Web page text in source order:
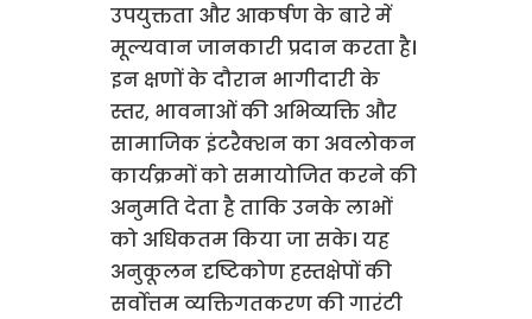
उपयुक्तता और आकर्षण के बारे में
मूल्यवान जानकारी प्रदान करता है।
इन क्षणों के दौरान भागीदारी के
स्तर, भावनाओं की अभिव्यक्ति और
सामाजिक इंटरैक्शन का अवलोकन
कार्यक्रमों को समायोजित करने की
अनुमति देता है ताकि उनके लाभों
को अधिकतम किया जा सके। यह
अनुकूलन दृष्टिकोण हस्तक्षेपों की
सर्वोत्तम व्यक्तिगतकरण की गारंटी